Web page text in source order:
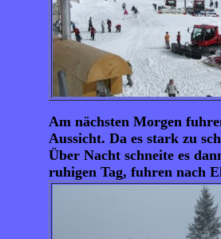
Am nächsten Morgen
Aussicht. Da es stark zu
Über Nacht schneite es
ruhigen Tag, fuhren nach